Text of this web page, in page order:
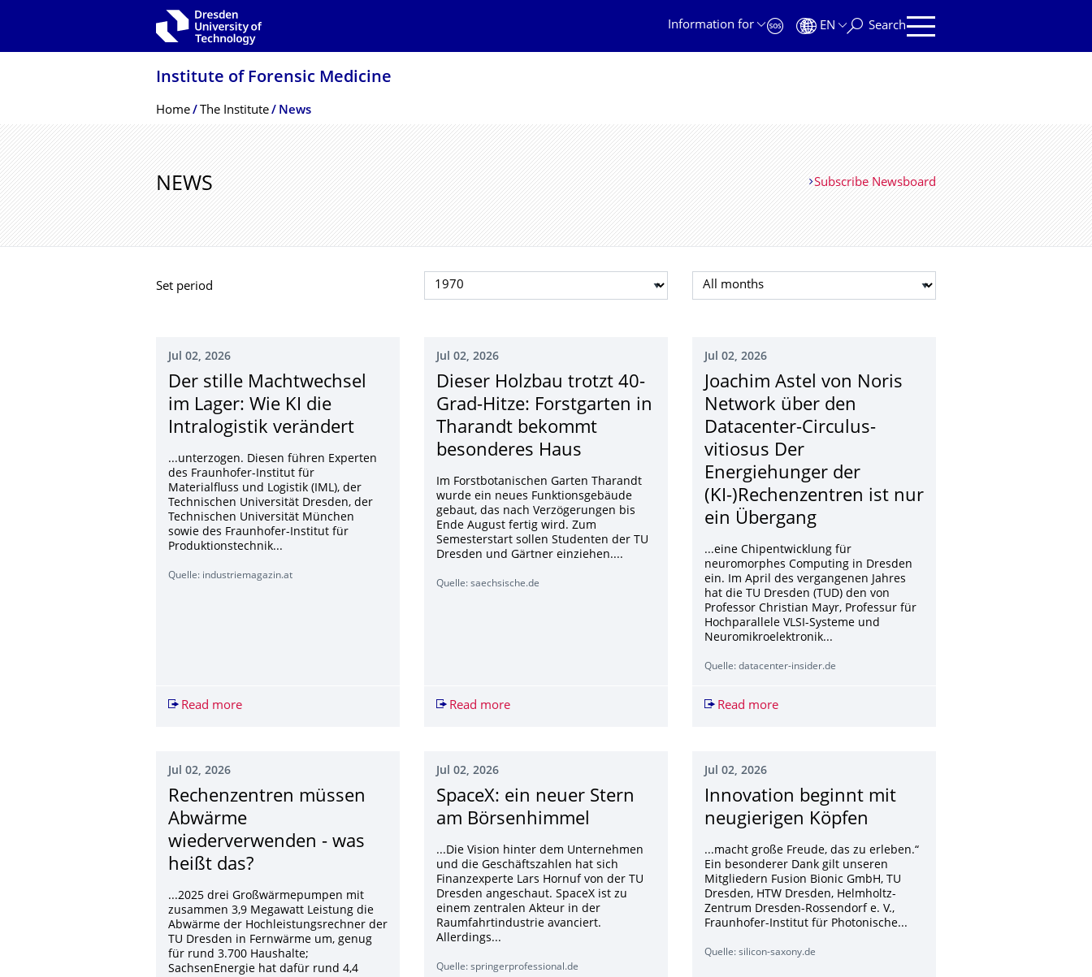
Information for
EN Search
Institute of Forensic Medicine
Breadcrumb Menu
Home The Institute News
NEWS Subscribe Newsboard
Set period Select year Select month
Jul 02, 2026
Der stille Machtwechsel
im Lager: Wie KI die
Intralogistik verändert
...unterzogen. Diesen führen Experten
des Fraunhofer-Institut für
Materialfluss und Logistik (IML), der
Technischen Universität Dresden, der
Technischen Universität München
sowie des Fraunhofer-Institut für
Produktionstechnik...
Quelle: industriemagazin.at
Read moreDer stille Machtwechsel im Lager: Wie KI die Intralogistik verändert
Jul 02, 2026
Dieser Holzbau trotzt 40-
Grad-Hitze: Forstgarten in
Tharandt bekommt
besonderes Haus
Im Forstbotanischen Garten Tharandt
wurde ein neues Funktionsgebäude
gebaut, das nach Verzögerungen bis
Ende August fertig wird. Zum
Semesterstart sollen Studenten der TU
Dresden und Gärtner einziehen....
Quelle: saechsische.de
Read moreDieser Holzbau trotzt 40-Grad-Hitze: Forstgarten in Tharandt bekommt besonderes Haus
Jul 02, 2026
Joachim Astel von Noris
Network über den
Datacenter-Circulus-
vitiosus Der
Energiehunger der
(KI-)Rechenzentren ist nur
ein Übergang
...eine Chipentwicklung für
neuromorphes Computing in Dresden
ein. Im April des vergangenen Jahres
hat die TU Dresden (TUD) den von
Professor Christian Mayr, Professur für
Hochparallele VLSI-Systeme und
Neuromikroelektronik...
Quelle: datacenter-insider.de
Read moreJoachim Astel von Noris Network über den Datacenter-
Jul 02, 2026
Rechenzentren müssen
Abwärme
wiederverwenden - was
heißt das?
...2025 drei Großwärmepumpen mit
zusammen 3,9 Megawatt Leistung die
Abwärme der Hochleistungsrechner der
TU Dresden in Fernwärme um, genug
für rund 3.700 Haushalte;
SachsenEnergie hat dafür rund 4,4
Jul 02, 2026
SpaceX: ein neuer Stern
am Börsenhimmel
...Die Vision hinter dem Unternehmen
und die Geschäftszahlen hat sich
Finanzexperte Lars Hornuf von der TU
Dresden angeschaut. SpaceX ist zu
einem zentralen Akteur in der
Raumfahrtindustrie avanciert.
Allerdings...
Quelle: springerprofessional.de
Jul 02, 2026
Innovation beginnt mit
neugierigen Köpfen
...macht große Freude, das zu erleben.“
Ein besonderer Dank gilt unseren
Mitgliedern Fusion Bionic GmbH, TU
Dresden, HTW Dresden, Helmholtz-
Zentrum Dresden-Rossendorf e. V.,
Fraunhofer-Institut für Photonische...
Quelle: silicon-saxony.de